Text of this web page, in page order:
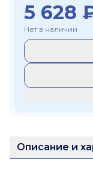
5 628
Нет в наличии
Описание и